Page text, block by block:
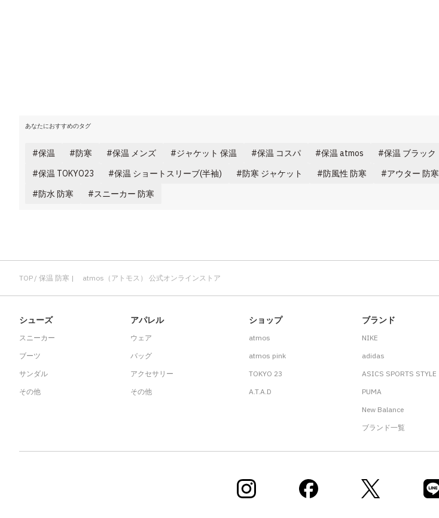
あなたにおすすめのタグ
保温 防寒 保温 メンズ ジャケット 保温 保温 コスパ 保温 atmos 保温 ブラック
保温 TOKYO23
保温 ショートスリーブ(半袖) 防寒 ジャケット 防風性 防寒 アウター 防寒
防水 防寒
スニーカー 防寒
TOP 保温 防寒 | atmos（アトモス） 公式オンラインストア
シューズ
スニーカー
ブーツ
サンダル
その他
アパレル
ウェア
バッグ
アクセサリー
その他
ショップ
atmos
atmos pink
TOKYO 23
A.T.A.D
ブランド
NIKE
adidas
ASICS SPORTS STYLE
PUMA
New Balance
ブランド一覧